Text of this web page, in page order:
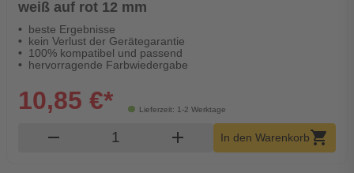
weiß auf rot 12 mm
beste Ergebnisse
kein Verlust der Gerätegarantie
100% kompatibel und passend
hervorragende Farbwiedergabe
Lieferzeit: 1-2 Werktage
10,85 €*
remove Produkt Warenkorb Menge
add In den Warenkorb shopping_cart